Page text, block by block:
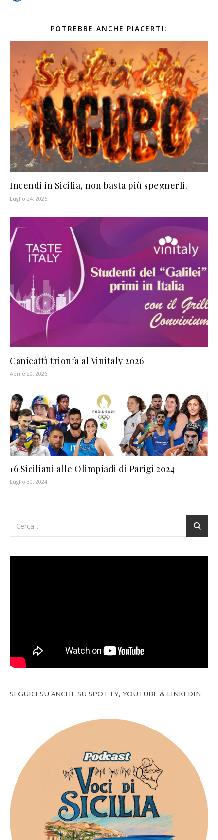
POTREBBE ANCHE PIACERTI:
Incendi in Sicilia, non basta più spegnerli.
Luglio 24, 2026
Canicattì trionfa al Vinitaly 2026
Aprile 20, 2026
16 Siciliani alle Olimpiadi di Parigi 2024
Luglio 30, 2024
SEGUICI SU ANCHE SU SPOTIFY, YOUTUBE & LINKEDIN